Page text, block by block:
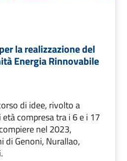
la realizzazione del
Energia Rinnovabile
di idee, rivolto a
compresa tra i 6 e i 17
nel 2023,
di Genoni, Nurallao,